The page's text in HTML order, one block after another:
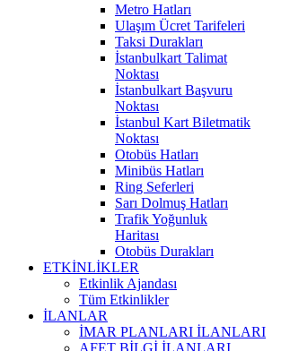
Metro Hatları
Ulaşım Ücret Tarifeleri
Taksi Durakları
İstanbulkart Talimat
Noktası
İstanbulkart Başvuru
Noktası
İstanbul Kart Biletmatik
Noktası
Otobüs Hatları
Minibüs Hatları
Ring Seferleri
Sarı Dolmuş Hatları
Trafik Yoğunluk
Haritası
Otobüs Durakları
ETKİNLİKLER
Etkinlik Ajandası
Tüm Etkinlikler
İLANLAR
İMAR PLANLARI İLANLARI
AFET BİLGİ İLANLARI